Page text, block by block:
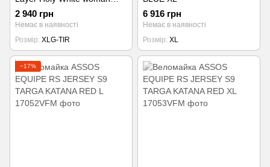
XLG-TIR
2 940 грн
Немає в наявності
Розмір XLG-TIR
6 916 грн
Немає в наявності
Розмір XL
−17%